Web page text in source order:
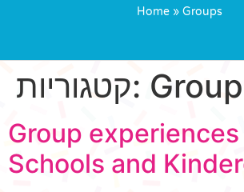
Home» Groups
קטגוריות:
Group
Schools and